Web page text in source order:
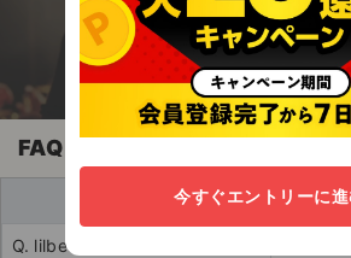
ト売買アプリ
FAQ
買い手
Q. lilbesh ramko（りるらむ
A. チケ
今すぐエントリーに